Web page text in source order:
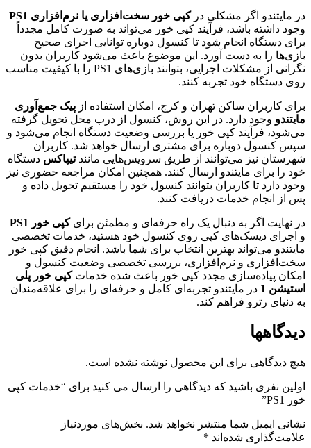
در مایتندو اگر مشکلی درکپی خور سخت‌افزاری یا نرم‌افزاری PS1
وجود داشته باشد، فرآیند کپی خور می‌تواند به صورت کامل مجدداً
برای دستگاه انجام شود تا کنسول دوباره توانایی اجرای صحیح
بازی‌ها را به دست آورد. این موضوع باعث می‌شود کاربران بدون
نگرانی از مشکلات اجرایی، بتوانند بازی‌های PS1 را با کیفیت مناسب
روی دستگاه خود تجربه کنند.
برای کاربران ساکن تهران و کرج، امکان استفاده از پیک جمع‌آوری
مایتندو وجود دارد. در این روش، کنسول از درب محل تحویل گرفته
می‌شود، فرآیند کپی خور یا بررسی وضعیت دستگاه انجام می‌شود و
سپس کنسول دوباره برای مشتری ارسال خواهد شد. کاربران
شهرستان نیز می‌توانند از طریق سرویس‌هایی مانندتیپاکس دستگاه
خود را برای مایتندو ارسال کنند. همچنین امکان مراجعه حضوری نیز
وجود دارد تا کاربران بتوانند کنسول خود را مستقیم تحویل داده و
پس از انجام خدمات دریافت کنند.
در نهایت اگر به دنبال یک راه حرفه‌ای و مطمئن برایکپی خور PS1
و اجرای دیسک‌های کپی روی کنسول خود هستید، خدمات تخصصی
مایتندو می‌تواند بهترین انتخاب برای شما باشد. انجام دقیق کپی خور
سخت‌افزاری و نرم‌افزاری، بررسی تخصصی وضعیت کنسول و
امکان پیاده‌سازی مجدد کپی خور باعث شده خدماتکپی خور پلی
استیشن 1
در مایتندو تجربه‌ای کامل و حرفه‌ای را برای علاقه‌مندان
به دنیای رترو فراهم کند.
دیدگاهها
هیچ دیدگاهی برای این محصول نوشته نشده است.
اولین نفری باشید که دیدگاهی را ارسال می کنید برای “خدمات کپی
خور PS1”
نشانی ایمیل شما منتشر نخواهد شد. بخش‌های موردنیاز
علامت‌گذاری شده‌اند *